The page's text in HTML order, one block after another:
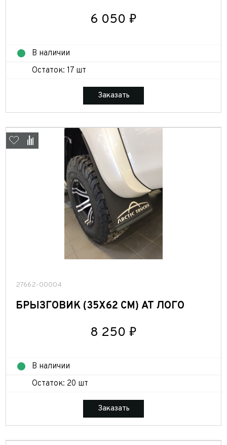
6 050 ₽
В наличии
Остаток: 17 шт
Заказать
27662-00004
БРЫЗГОВИК (35Х62 СМ) АТ ЛОГО
8 250 ₽
В наличии
Остаток: 20 шт
Заказать